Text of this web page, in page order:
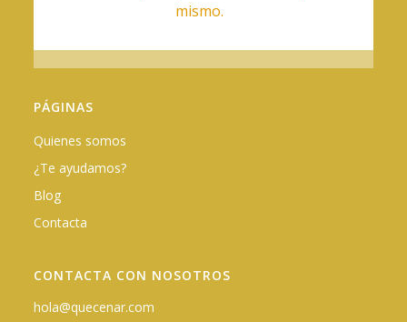
mismo.
PÁGINAS
Quienes somos
¿Te ayudamos?
Blog
Contacta
CONTACTA CON NOSOTROS
hola@quecenar.com